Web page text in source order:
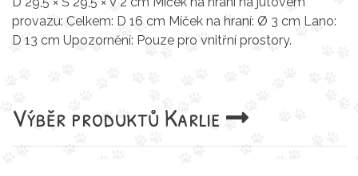
provazu: Celkem: D 16 cm Míček na hraní: Ø 3 cm Lano:
D 13 cm Upozornění: Pouze pro vnitřní prostory.
Výběr produktů Karlie